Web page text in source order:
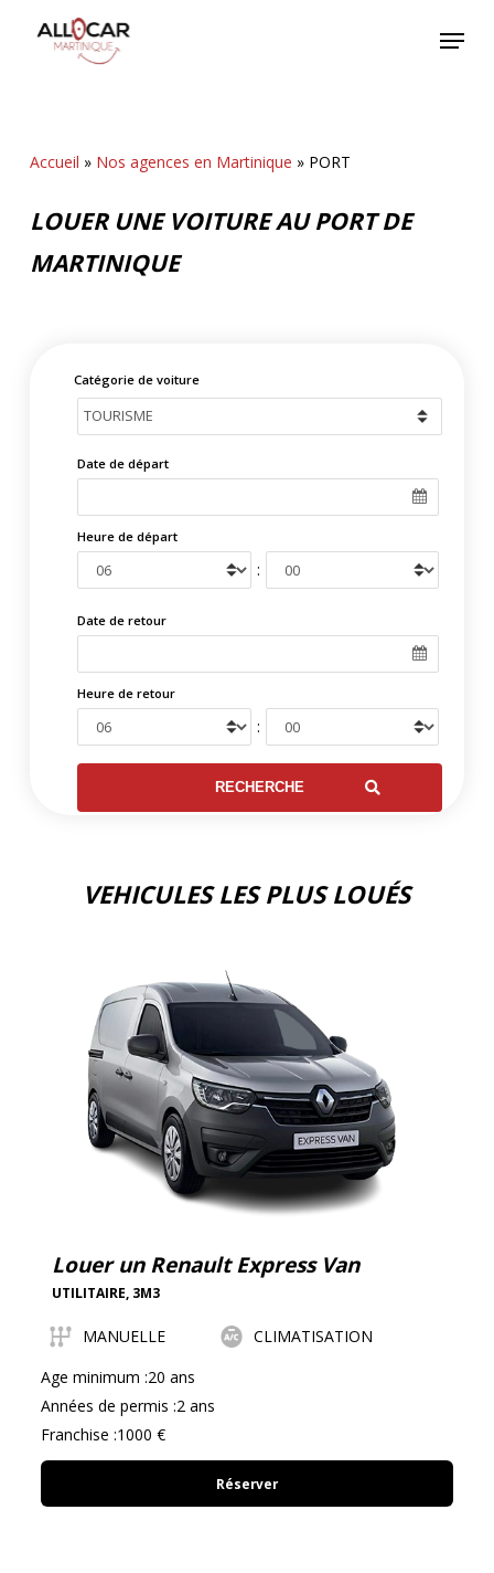
Menu
Accueil » Nos agences en Martinique » PORT
LOUER UNE VOITURE AU PORT DE
MARTINIQUE
Catégorie de voiture
Date de départ
Heure de départ
:
Date de retour
Heure de retour
:
VEHICULES LES PLUS LOUÉS
Louer un Renault Express Van
UTILITAIRE, 3M3
MANUELLE
CLIMATISATION
Age minimum :20 ans
Années de permis :2 ans
Franchise :1000 €
Réserver